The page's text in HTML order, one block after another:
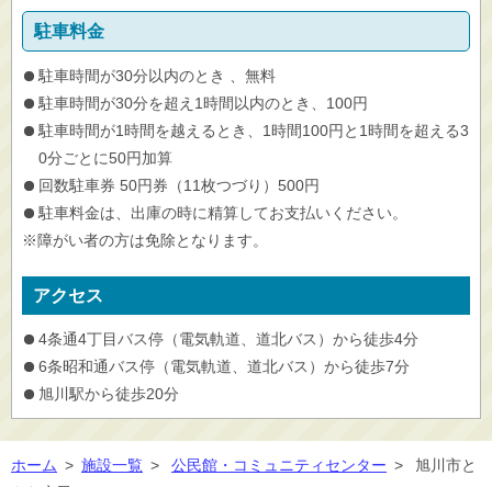
駐車料金
駐車時間が30分以内のとき 、無料
駐車時間が30分を超え1時間以内のとき、100円
駐車時間が1時間を越えるとき、1時間100円と1時間を超える3
0分ごとに50円加算
回数駐車券 50円券（11枚つづり）500円
駐車料金は、出庫の時に精算してお支払いください。
※障がい者の方は免除となります。
アクセス
4条通4丁目バス停（電気軌道、道北バス）から徒歩4分
6条昭和通バス停（電気軌道、道北バス）から徒歩7分
旭川駅から徒歩20分
ホーム > 施設一覧 > 公民館・コミュニティセンター >
旭川市と